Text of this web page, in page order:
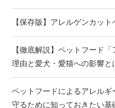
【保存版】アレルゲンカッ
【徹底解説】ペットフード
理由と愛犬・愛猫への影響と
ペットフードによるアレル
守るために知っておきたい基